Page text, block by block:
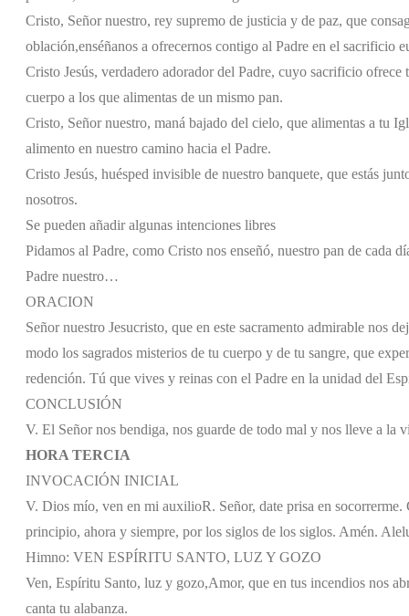
Cristo, Señor nuestro, rey supremo de justicia y de paz, que
oblación,enséñanos a ofrecernos contigo al Padre en el sacrificio
Cristo Jesús, verdadero adorador del Padre, cuyo sacrificio ofrece
cuerpo a los que alimentas de un mismo pan.
Cristo, Señor nuestro, maná bajado del cielo, que alimentas a tu
alimento en nuestro camino hacia el Padre.
Cristo Jesús, huésped invisible de nuestro banquete, que estás
nosotros.
Se pueden añadir algunas intenciones libres
Pidamos al Padre, como Cristo nos enseñó, nuestro pan de cada
Padre nuestro…
ORACION
Señor nuestro Jesucristo, que en este sacramento admirable nos
modo los sagrados misterios de tu cuerpo y de tu sangre, que
redención. Tú que vives y reinas con el Padre en la unidad del
CONCLUSIÓN
V. El Señor nos bendiga, nos guarde de todo mal y nos lleve a la
HORA TERCIA
INVOCACIÓN INICIAL
V. Dios mío, ven en mi auxilioR. Señor, date prisa en
principio, ahora y siempre, por los siglos de los siglos. Amén.
Himno: VEN ESPÍRITU SANTO, LUZ Y GOZO
Ven, Espíritu Santo, luz y gozo,Amor, que en tus incendios nos
canta tu alabanza.